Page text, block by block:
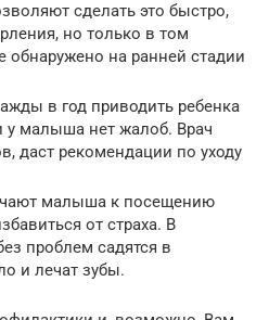
сделать это быстро,
но только в том
обнаружено на ранней стадии
в год приводить ребенка
у малыша нет жалоб. Врач
даст рекомендации по уходу
малыша к посещению
от страха. В
проблем садятся в
и лечат зубы.